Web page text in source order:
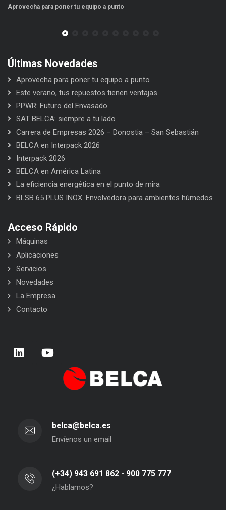
Este verano, tus repuestos tienen
Últimas Novedades
Aprovecha para poner tu equipo a punto
Este verano, tus repuestos tienen ventajas
PPWR: Futuro del Envasado
SAT BELCA: siempre a tu lado
Carrera de Empresas 2026 – Donostia – San Sebastián
BELCA en Interpack 2026
Interpack 2026
BELCA en América Latina
La eficiencia energética en el punto de mira
BLSB 65 PLUS INOX. Envolvedora para ambientes húmedos
Acceso Rápido
Máquinas
Aplicaciones
Servicios
Novedades
La Empresa
Contacto
belca@belca.es
Envíenos un email
(+34) 943 691 862 - 900 775 777
¿Hablamos?